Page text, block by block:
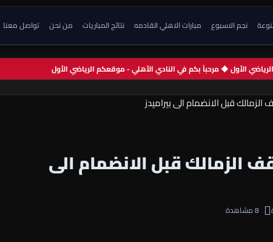
نجم الاسبوع مبارات الاهلي القادمه نتائج المباريات من نحن تواصل معنا
الأول ◆ مرحباً بكم في النادي الأهلي - موقعكم الرياضي الأول
قبل الانضمام الى بيراميدز
الزمالك قبل الانضمام الى
8 مشاهدة